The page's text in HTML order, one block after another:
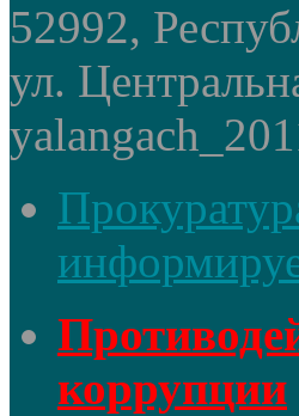
52992,
ул.
коррупции